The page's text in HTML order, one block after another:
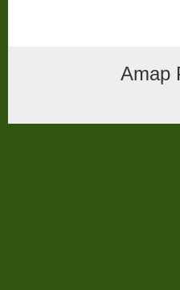
Amap